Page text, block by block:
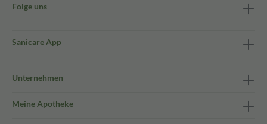
Folge uns
Sanicare App
Unternehmen
Meine Apotheke